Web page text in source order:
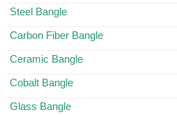
Steel Bangle
Carbon Fiber Bangle
Ceramic Bangle
Cobalt Bangle
Glass Bangle